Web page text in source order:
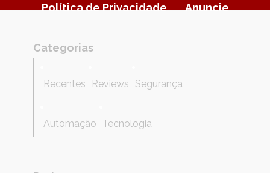
Política de Privacidade Anuncie
Categorias
Recentes Reviews Segurança
Automação Tecnologia